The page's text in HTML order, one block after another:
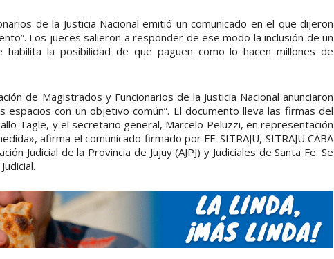
de la Justicia Nacional emitió un comunicado en el que dijeron
Los jueces salieron a responder de ese modo la inclusión de un
la posibilidad de que paguen como lo hacen millones de
de Magistrados y Funcionarios de la Justicia Nacional anunciaron
espacios con un objetivo común”. El documento lleva las firmas del
Tagle, y el secretario general, Marcelo Peluzzi, en representación
afirma el comunicado firmado por FE-SITRAJU, SITRAJU CABA
Judicial de la Provincia de Jujuy (AJPJ) y Judiciales de Santa Fe. Se